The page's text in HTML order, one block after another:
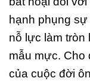
hạnh phụng
nỗ lực làm tròn
mẫu mực. Cho
của cuộc đời